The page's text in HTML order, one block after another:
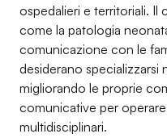
ospedalieri e territoriali.
come la patologia
comunicazione con le
desiderano specializzarsi
migliorando le proprie
comunicative per
multidisciplinari.